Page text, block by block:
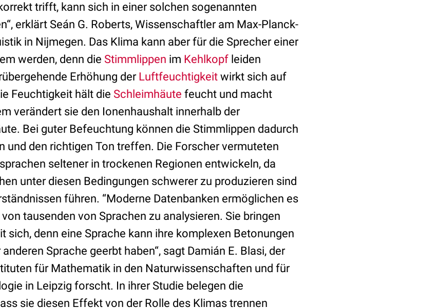
trifft, kann sich in einer solchen sogenannten
erklärt Seán G. Roberts, Wissenschaftler am Max-Planck-
in Nijmegen. Das Klima kann aber für die Sprecher einer
werden, denn die Stimmlippen im Kehlkopf leiden
Erhöhung derLuftfeuchtigkeit wirkt sich auf
Feuchtigkeit hält die Schleimhäute feucht und macht
verändert sie den Ionenhaushalt innerhalb der
Bei guter Befeuchtung können die Stimmlippen dadurch
und den richtigen Ton treffen. Die Forscher vermuteten
seltener in trockenen Regionen entwickeln, da
unter diesen Bedingungen schwerer zu produzieren sind
führen. “Moderne Datenbanken ermöglichen es
tausenden von Sprachen zu analysieren. Sie bringen
sich, denn eine Sprache kann ihre komplexen Betonungen
Sprache geerbt haben“, sagt Damián E. Blasi, der
für Mathematik in den Naturwissenschaften und für
in Leipzig forscht. In ihrer Studie belegen die
sie diesen Effekt von der Rolle des Klimas trennen